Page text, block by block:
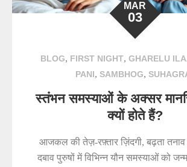
MAR
03
BLOG, FIRST NIGHT, GHARELU
PANI, SAMBHOG,
स्तंभन समस्याओं के अक्सर
क्यों होते हैं?
आजकल की तेज़-रफ़्तार ज़िंदगी, बढ़ता
दबाव पुरुषों में विभिन्न यौन समस्याओं को